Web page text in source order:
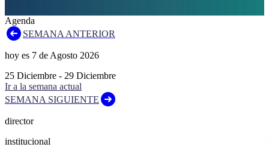
Agenda
SEMANA ANTERIOR
hoy es 7 de Agosto 2026
25 Diciembre - 29 Diciembre
Ir a la semana actual
SEMANA SIGUIENTE
director
institucional